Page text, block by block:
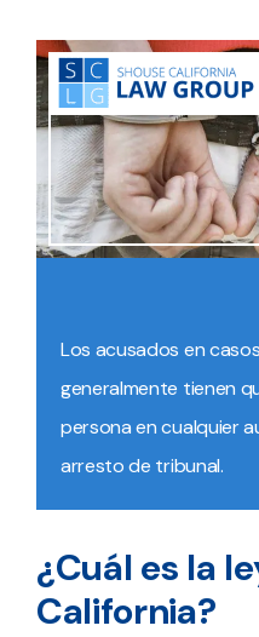
Los acusados en
generalmente tienen
persona en cualquier
arresto de tribunal.
¿Cuál es la
California?